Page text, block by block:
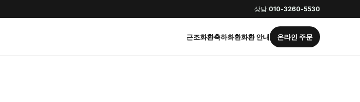
상담 010-3260-5530
근조화환축하화환화환 안내 온라인 주문